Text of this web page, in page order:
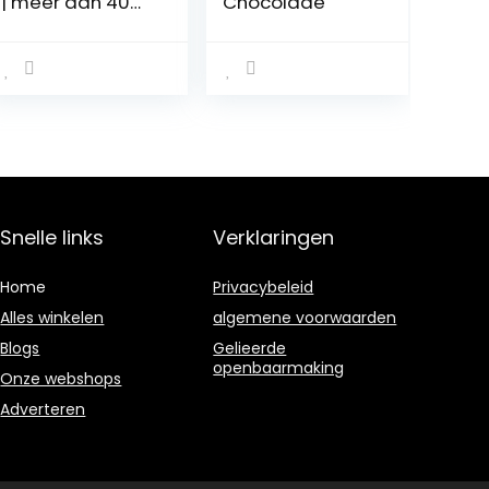
weiproteïne
Snelle links
Home
Alles winkelen
Blogs
Onze webshops
Adverteren
Verklaringen
Privacybeleid
algemene voorwaarden
Gelieerde
openbaarmaking